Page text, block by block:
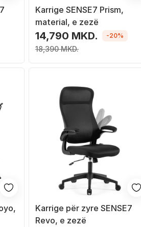
Karrige SENSE7 Prism,
material, e zezë
14,790 MKD.
18,390 MKD.
-20%
Karrige për zyre SENSE7
Revo, e zezë